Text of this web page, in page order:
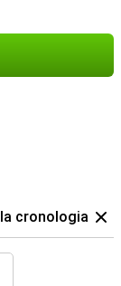
cronologia